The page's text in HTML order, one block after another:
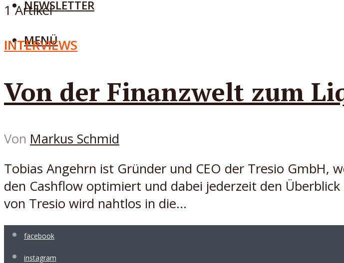
NEWSLETTER
MENÜ
1 Artikel
INTERVIEWS
Von der Finanzwelt zum
Von Markus Schmid
Tobias Angehrn ist Gründer und CEO der Tresio GmbH,
den Cashflow optimiert und dabei jederzeit den
von Tresio wird nahtlos in die...
facebook
instagram